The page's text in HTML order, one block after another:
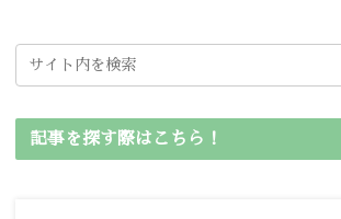
記事を探す際はこちら！